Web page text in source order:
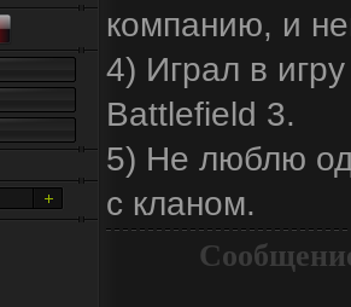
компанию, и
4) Играл в
Battlefield 3.
5) Не люблю
с кланом.